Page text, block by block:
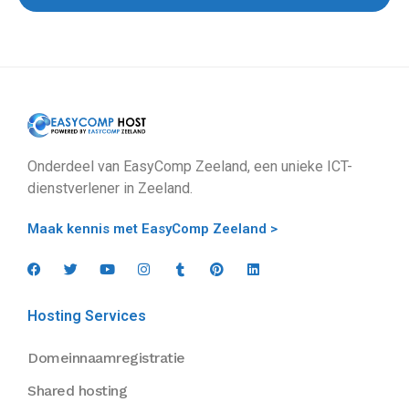
Onderdeel van EasyComp Zeeland, een unieke ICT-
dienstverlener in Zeeland.
Maak kennis met EasyComp Zeeland >
Hosting Services
Domeinnaamregistratie
Shared hosting